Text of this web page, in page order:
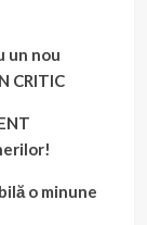
un nou
CRITIC
o minune